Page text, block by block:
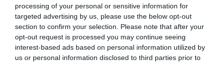
processing of your personal or sensitive information for
targeted advertising by us, please use the below opt-out
section to confirm your selection. Please note that after your
opt-out request is processed you may continue seeing
interest-based ads based on personal information utilized by
us or personal information disclosed to third parties prior to